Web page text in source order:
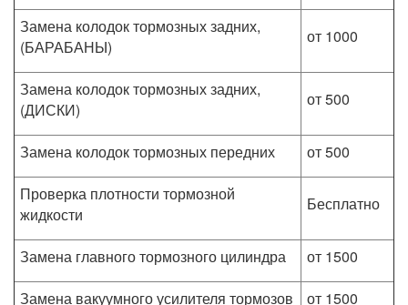
Замена колодок тормозных задних,
(БАРАБАНЫ)
от 1000
Замена колодок тормозных задних,
(ДИСКИ)
от 500
Замена колодок тормозных передних
от 500
Проверка плотности тормозной
жидкости
Бесплатно
Замена главного тормозного цилиндра
от 1500
Замена вакуумного усилителя тормозов
от 1500